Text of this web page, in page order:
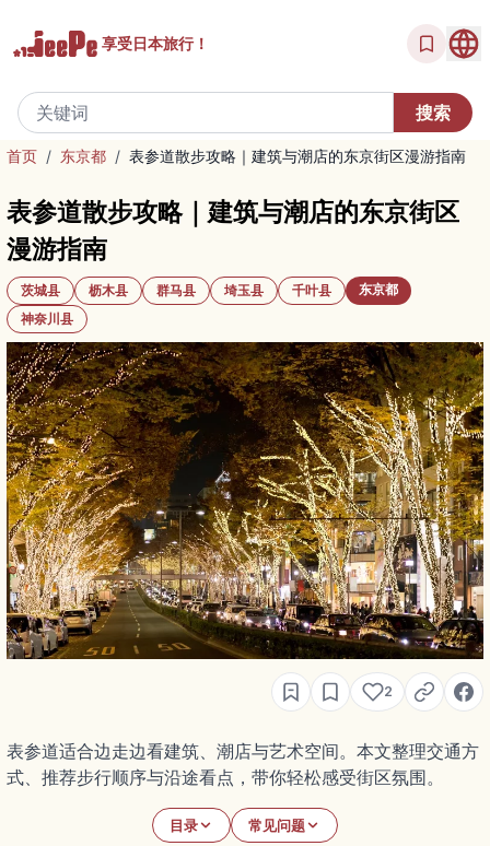
享受日本旅行！
首页 / 东京都 / 表参道散步攻略｜建筑与潮店的东京街区漫游指南
表参道散步攻略｜建筑与潮店的东京街区
漫游指南
茨城县 枥木县 群马县 埼玉县 千叶县
东京都
神奈川县
2
表参道适合边走边看建筑、潮店与艺术空间。本文整理交通方
式、推荐步行顺序与沿途看点，带你轻松感受街区氛围。
目录 常见问题